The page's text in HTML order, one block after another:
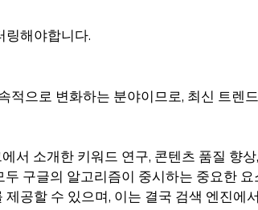
링해야합니다.
적으로 변화하는 분야이므로, 최신 트렌
서 소개한 키워드 연구, 콘텐츠 품질 향
구글의 알고리즘이 중시하는 중요한
공할 수 있으며, 이는 결국 검색 엔진에